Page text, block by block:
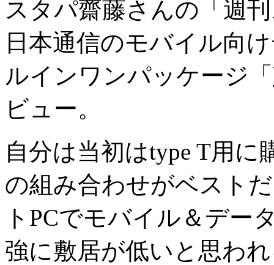
スタパ齋藤さんの「週
日本通信のモバイル向
ルインワンパッケージ「
ビュー。
自分は当初はtype T用に
の組み合わせがベスト
トPCでモバイル＆デー
強に敷居が低いと思わ